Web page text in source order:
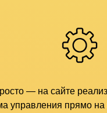
— на сайте
управления прямо на